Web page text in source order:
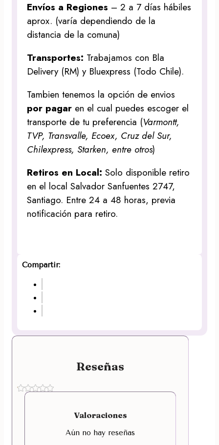
Envíos a Regiones – 2 a 7 días hábiles
aprox. (varía dependiendo de la
distancia de la comuna)
Transportes: Trabajamos con Bla
Delivery (RM) y Bluexpress (Todo Chile).
Tambien tenemos la opción de envios
por pagar en el cual puedes escoger el
transporte de tu preferencia (Varmontt,
TVP, Transvalle, Ecoex, Cruz del Sur,
Chilexpress, Starken, entre otros)
Retiros en Local:Solo disponible retiro
en el local Salvador Sanfuentes 2747,
Santiago. Entre 24 a 48 horas, previa
notificación para retiro.
Compartir:
Reseñas
Valoraciones
Aún no hay reseñas